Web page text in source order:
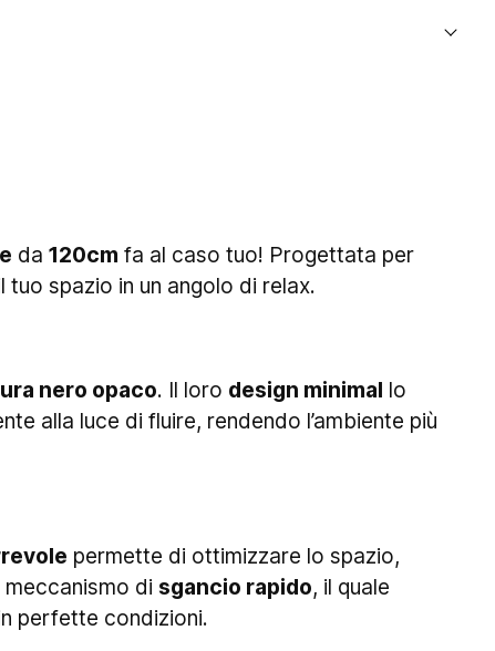
da 120cm fa al caso tuo! Progettata per
spazio in un angolo di relax.
nero opaco. Il loro design minimal lo
alla luce di fluire, rendendo l’ambiente più
permette di ottimizzare lo spazio,
di sgancio rapido, il quale
perfette condizioni.